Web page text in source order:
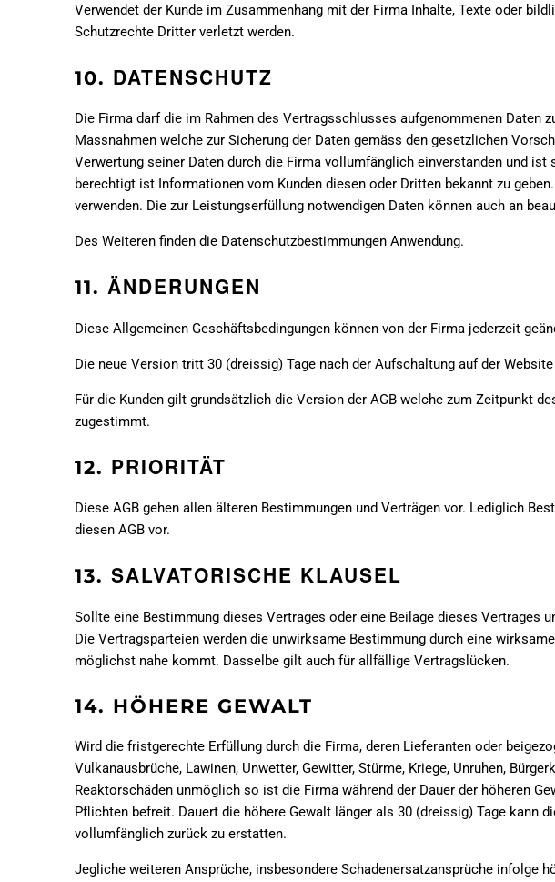
Verwendet der Kunde im Zusammenhang mit der Firma Inhalte, Texte oder
Schutzrechte Dritter verletzt werden.
10. DATENSCHUTZ
Die Firma darf die im Rahmen des Vertragsschlusses aufgenommenen Daten
Massnahmen welche zur Sicherung der Daten gemäss den gesetzlichen
Verwertung seiner Daten durch die Firma vollumfänglich einverstanden und
berechtigt ist Informationen vom Kunden diesen oder Dritten bekannt zu
verwenden. Die zur Leistungserfüllung notwendigen Daten können auch an
Des Weiteren finden die Datenschutzbestimmungen Anwendung.
11. ÄNDERUNGEN
Diese Allgemeinen Geschäftsbedingungen können von der Firma jederzeit
Die neue Version tritt 30 (dreissig) Tage nach der Aufschaltung auf der
Für die Kunden gilt grundsätzlich die Version der AGB welche zum Zeitpunkt
zugestimmt.
12. PRIORITÄT
Diese AGB gehen allen älteren Bestimmungen und Verträgen vor. Lediglich
diesen AGB vor.
13. SALVATORISCHE KLAUSEL
Sollte eine Bestimmung dieses Vertrages oder eine Beilage dieses Vertrages
Die Vertragsparteien werden die unwirksame Bestimmung durch eine
möglichst nahe kommt. Dasselbe gilt auch für allfällige Vertragslücken.
14. HÖHERE GEWALT
Wird die fristgerechte Erfüllung durch die Firma, deren Lieferanten oder
Vulkanausbrüche, Lawinen, Unwetter, Gewitter, Stürme, Kriege, Unruhen,
Reaktorschäden unmöglich so ist die Firma während der Dauer der höheren
Pflichten befreit. Dauert die höhere Gewalt länger als 30 (dreissig) Tage kann
vollumfänglich zurück zu erstatten.
Jegliche weiteren Ansprüche, insbesondere Schadenersatzansprüche infolge